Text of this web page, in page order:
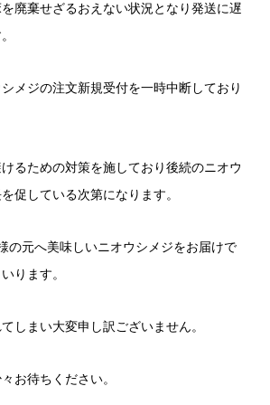
廃棄せざるおえない状況となり発送に遅
メジの注文新規受付を一時中断しており
るための対策を施しており後続のニオウ
促している次第になります。
の元へ美味しいニオウシメジをお届けで
ります。
しまい大変申し訳ございません。
お待ちください。